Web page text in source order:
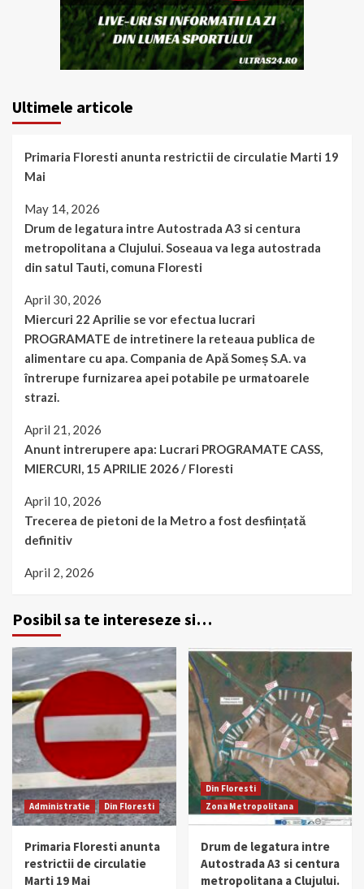
Ultimele articole
Primaria Floresti anunta restrictii de circulatie Marti 19
Mai
May 14, 2026
Drum de legatura intre Autostrada A3 si centura
metropolitana a Clujului. Soseaua va lega autostrada
din satul Tauti, comuna Floresti
April 30, 2026
Miercuri 22 Aprilie se vor efectua lucrari
PROGRAMATE de intretinere la reteaua publica de
alimentare cu apa. Compania de Apă Someș S.A. va
întrerupe furnizarea apei potabile pe urmatoarele
strazi.
April 21, 2026
Anunt intrerupere apa: Lucrari PROGRAMATE CASS,
MIERCURI, 15 APRILIE 2026 / Floresti
April 10, 2026
Trecerea de pietoni de la Metro a fost desființată
definitiv
April 2, 2026
Posibil sa te intereseze si…
Administratie Din Floresti
Primaria Floresti anunta
restrictii de circulatie
Marti 19 Mai
Din Floresti
Zona Metropolitana
Drum de legatura intre
Autostrada A3 si centura
metropolitana a Clujului.